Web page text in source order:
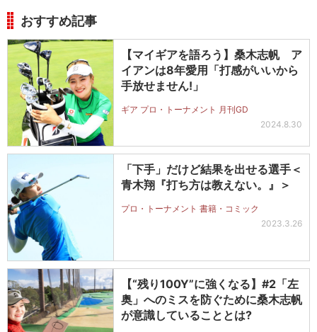
おすすめ記事
【マイギアを語ろう】桑木志帆 ア
イアンは8年愛用「打感がいいから
手放せません!」
ギア プロ・トーナメント 月刊GD
2024.8.30
「下手」だけど結果を出せる選手＜
青木翔『打ち方は教えない。』＞
プロ・トーナメント 書籍・コミック
2023.3.26
【“残り100Y”に強くなる】#2「左
奥」へのミスを防ぐために桑木志帆
が意識していることとは?